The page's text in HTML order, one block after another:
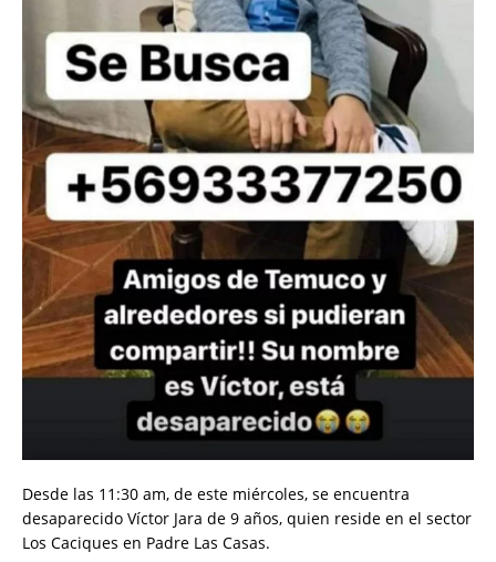
Desde las 11:30 am, de este miércoles, se encuentra
desaparecido Víctor Jara de 9 años, quien reside en el sector
Los Caciques en Padre Las Casas.